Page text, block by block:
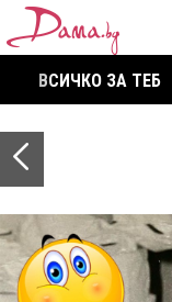
ВСИЧКО ЗА ТЕБ